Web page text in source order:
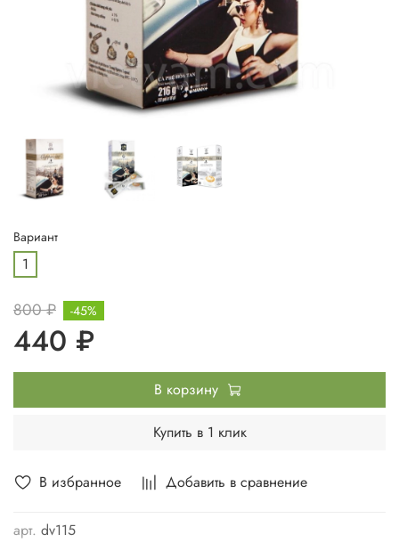
В избранное Добавить в сравнение
арт. dv115
Вариант
1
800 ₽
440 ₽
-45%
В корзину
Купить в 1 клик